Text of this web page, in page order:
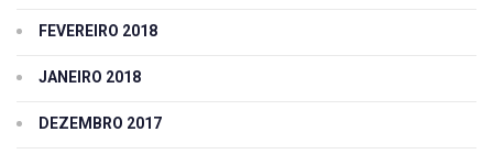
FEVEREIRO 2018
JANEIRO 2018
DEZEMBRO 2017